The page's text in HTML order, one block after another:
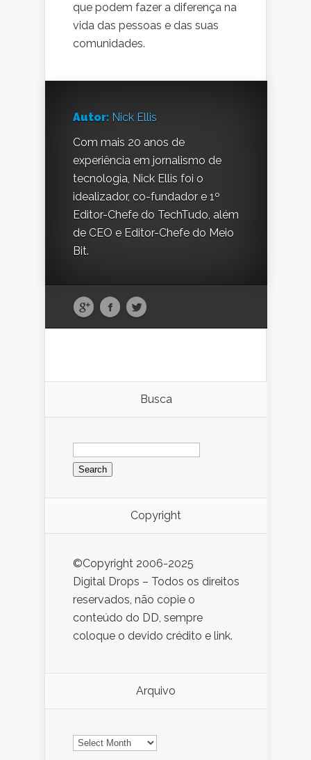
que podem fazer a diferença na
vida das pessoas e das suas
comunidades.
Autor: Nick Ellis
Com mais 20 anos de
experiência em jornalismo de
tecnologia, Nick Ellis foi o
idealizador, co-fundador e 1º
Editor-Chefe do TechTudo, além
de CEO e Editor-Chefe do Meio
Bit.
Busca
Search
for:
Copyright
©Copyright 2006-2025
Digital Drops – Todos os direitos
reservados, não copie o
conteúdo do DD, sempre
coloque o devido crédito e link.
Arquivo
Arquivo